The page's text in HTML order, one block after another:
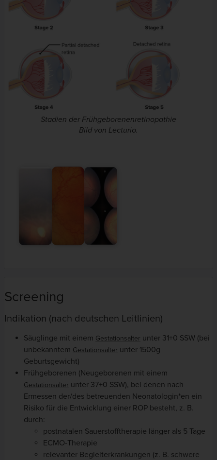
Stadien der Frühgeborenenretinopathie
Bild von Lecturio.
Screening
Indikation (nach deutschen Leitlinien)
Säuglinge mit einem Gestationsalter unter 31+0 SSW (bei
unbekanntem Gestationsalter unter 1500g
Geburtsgewicht)
Frühgeborenen (Neugeborenen mit einem
Gestationsalter unter 37+0 SSW), bei denen nach
Ermessen der/des betreuenden Neonatologin*en ein
Risiko für die Entwicklung einer ROP besteht, z. B.
durch:
postnatalen Sauerstofftherapie länger als 5 Tage
ECMO-Therapie
relevanter Begleiterkrankungen (z. B. schwere